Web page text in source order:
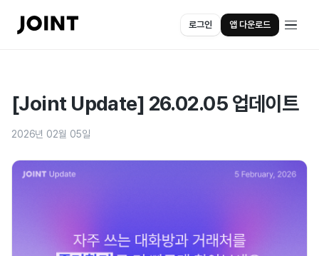
로그인 앱 다운로드
[Joint Update] 26.02.05 업데이트
2026년 02월 05일